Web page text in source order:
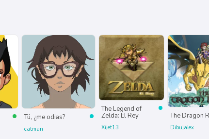
Tú, ¿me odias?
catman
The Legend of
Zelda: El Rey
Xijet13
The Dragon
Dibujalex